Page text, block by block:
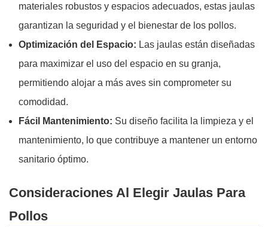
materiales robustos y espacios adecuados, estas jaulas
garantizan la seguridad y el bienestar de los pollos.
Optimización del Espacio: Las jaulas están diseñadas
para maximizar el uso del espacio en su granja,
permitiendo alojar a más aves sin comprometer su
comodidad.
Fácil Mantenimiento: Su diseño facilita la limpieza y el
mantenimiento, lo que contribuye a mantener un entorno
sanitario óptimo.
Consideraciones Al Elegir Jaulas Para
Pollos